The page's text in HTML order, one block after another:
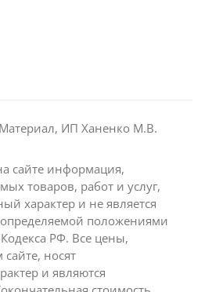
ИП Ханенко М.В.
сайте информация,
товаров, работ и услуг,
характер и не является
положениями
РФ. Все цены,
носят
и являются